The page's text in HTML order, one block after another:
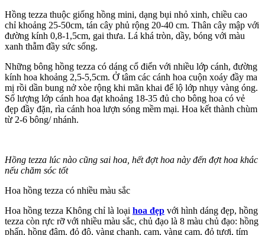
Hồng tezza thuộc giống hồng mini, dạng bụi nhỏ xinh, chiều cao
chỉ khoảng 25-50cm, tán cây phủ rộng 20-40 cm. Thân cây mập với
đường kính 0,8-1,5cm, gai thưa. Lá khá tròn, dầy, bóng với màu
xanh thẫm đầy sức sống.
Những bông hồng tezza có dáng cổ điển với nhiều lớp cánh, đường
kính hoa khoảng 2,5-5,5cm. Ở tâm các cánh hoa cuộn xoáy đầy ma
mị rồi dần bung nở xòe rộng khi mãn khai để lộ lớp nhụy vàng óng.
Số lượng lớp cánh hoa đạt khoảng 18-35 đủ cho bông hoa có vẻ
đẹp đầy đặn, rìa cánh hoa lượn sóng mềm mại. Hoa kết thành chùm
từ 2-6 bông/ nhánh.
Hồng tezza lúc nào cũng sai hoa, hết đợt hoa này đến đợt hoa khác
nếu chăm sóc tốt
Hoa hồng tezza có nhiều màu sắc
Hoa hồng tezza Không chỉ là loại hoa đẹp với hình dáng đẹp, hồng
tezza còn rực rỡ với nhiều màu sắc, chủ đạo là 8 màu chủ đạo: hồng
phấn, hồng đậm, đỏ đô, vàng chanh, cam, vàng cam, đỏ tươi, tím